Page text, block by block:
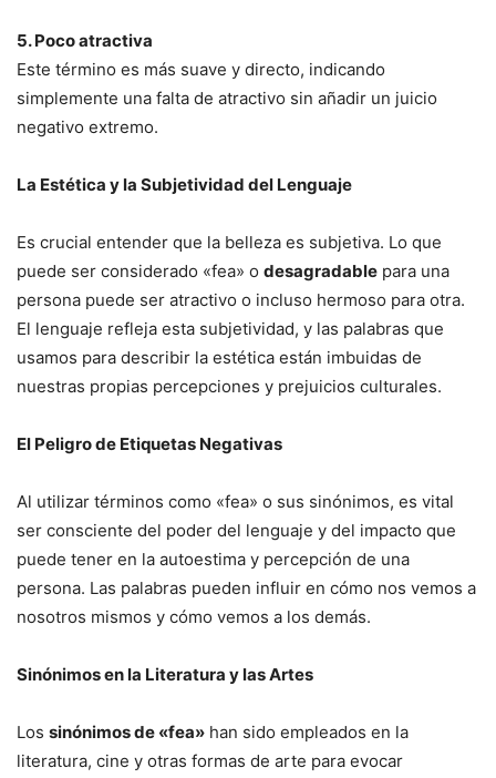
5. Poco atractiva
Este término es más suave y directo, indicando
simplemente una falta de atractivo sin añadir un juicio
negativo extremo.
La Estética y la Subjetividad del Lenguaje
Es crucial entender que la belleza es subjetiva. Lo que
puede ser considerado «fea» o desagradable para una
persona puede ser atractivo o incluso hermoso para otra.
El lenguaje refleja esta subjetividad, y las palabras que
usamos para describir la estética están imbuidas de
nuestras propias percepciones y prejuicios culturales.
El Peligro de Etiquetas Negativas
Al utilizar términos como «fea» o sus sinónimos, es vital
ser consciente del poder del lenguaje y del impacto que
puede tener en la autoestima y percepción de una
persona. Las palabras pueden influir en cómo nos vemos a
nosotros mismos y cómo vemos a los demás.
Sinónimos en la Literatura y las Artes
Los sinónimos de «fea» han sido empleados en la
literatura, cine y otras formas de arte para evocar